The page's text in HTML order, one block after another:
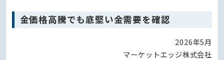
金価格高騰でも底堅い金需要を確認
2026年5月
マーケットエッジ株式会社